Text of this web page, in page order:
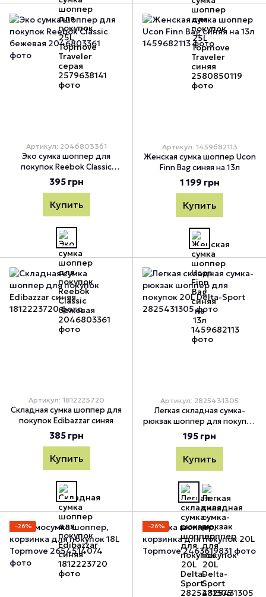
Артикул: 2046803361
Эко сумка шоппер для
покупок Reebok Classic
бежевая
395 грн
Купить
Артикул: 1459682113
Женская сумка шоппер Ucon
Finn Bag синяя на 13л
1 199 грн
Купить
Артикул: 1812223720
Складная сумка шоппер для
покупок Edibazzar синяя
385 грн
Купить
Артикул: 2825431305
Легкая складная сумка-
рюкзак шоппер для покупок
20L Delta-Sport, Жёлтый
195 грн
Купить
−26% −26%